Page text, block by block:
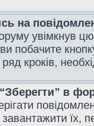
на
увімкнув
ви побачите
кроків,
в
їх,